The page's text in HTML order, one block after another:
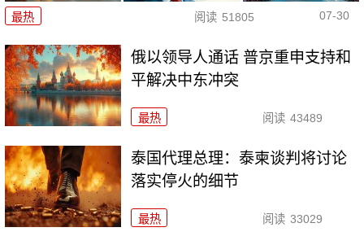
最热 阅读 51805 07-30
俄以领导人通话 普京重申支持和
平解决中东冲突
最热 阅读 43489
泰国代理总理：泰柬谈判将讨论
落实停火的细节
最热 阅读 33029